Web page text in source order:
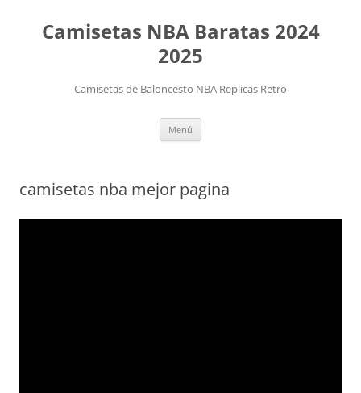
Camisetas NBA Baratas 2024
2025
Camisetas de Baloncesto NBA Replicas Retro
Menú
camisetas nba mejor pagina